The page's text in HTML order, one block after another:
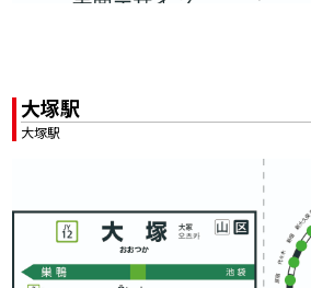
大塚駅
大塚駅